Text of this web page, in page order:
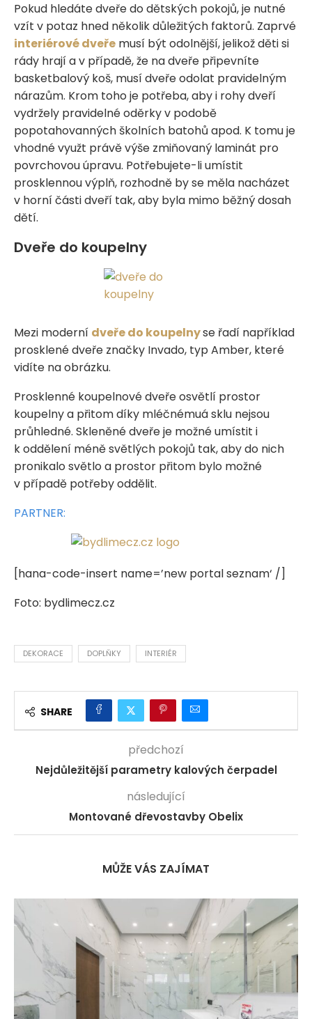
Pokud hledáte dveře do dětských pokojů, je nutné
vzít v potaz hned několik důležitých faktorů. Zaprvé
interiérové dveře musí být odolnější, jelikož děti si
rády hrají a v případě, že na dveře připevníte
basketbalový koš, musí dveře odolat pravidelným
nárazům. Krom toho je potřeba, aby i rohy dveří
vydržely pravidelné oděrky v podobě
popotahovanných školních batohů apod. K tomu je
vhodné využt právě výše zmiňovaný laminát pro
povrchovou úpravu. Potřebujete-li umístit
prosklennou výplň, rozhodně by se měla nacházet
v horní části dveří tak, aby byla mimo běžný dosah
dětí.
Dveře do koupelny
Mezi moderní dveře do koupelnyse řadí například
prosklené dveře značky Invado, typ Amber, které
vidíte na obrázku.
Prosklenné koupelnové dveře osvětlí prostor
koupelny a přitom díky mléčnémuá sklu nejsou
průhledné. Skleněné dveře je možné umístit i
k oddělení méně světlých pokojů tak, aby do nich
pronikalo světlo a prostor přitom bylo možné
v případě potřeby oddělit.
PARTNER:
[hana-code-insert name=’new portal seznam‘ /]
Foto: bydlimecz.cz
DEKORACE DOPLŇKY INTERIÉR
SHARE
předchozí
Nejdůležitější parametry kalových čerpadel
následující
Montované dřevostavby Obelix
MŮŽE VÁS ZAJÍMAT